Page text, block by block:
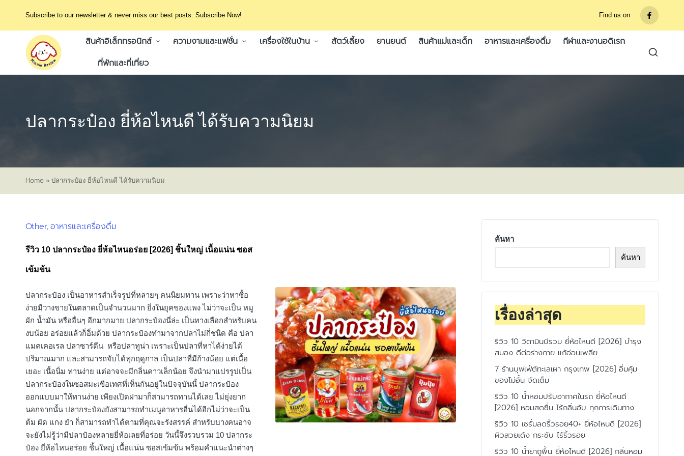
Subscribe to our newsletter & never miss our best posts. Subscribe Now! Find us on
รายการ
เมนู
สินค้าอิเล็กทรอนิกส์ ความงามและแฟชั่น เครื่องใช้ในบ้าน สัตว์เลี้ยง ยานยนต์ สินค้าแม่และเด็ก อาหารและเครื่องดื่ม
กีฬาและงานอดิเรก
ที่พักและที่เที่ยว
ปลากระป๋อง ยี่ห้อไหนดี ได้รับความนิยม
Home » ปลากระป๋อง ยี่ห้อไหนดี ได้รับความนิยม
Posted
Other อาหารและเครื่องดื่ม
รีวิว 10 ปลากระป๋อง ยี่ห้อไหนอร่อย [2026] ชิ้นใหญ่ เนื้อแน่น ซอส
เข้มข้น
ปลากระป๋อง เป็นอาหารสำเร็จรูปที่หลายๆ คนนิยมทาน เพราะว่าหาซื้อ
ง่ายมีวางขายในตลาดเป็นจำนวนมาก ยิ่งในยุคของแพง ไม่ว่าจะเป็น หมู
ผัก น้ำมัน หรืออื่นๆ อีกมากมาย ปลากระป๋องนี่ล่ะ เป็นทางเลือกสำหรับคน
งบน้อย อร่อยแล้วก็อิ่มด้วย ปลากระป๋องทำมาจากปลาไม่กี่ชนิด คือ ปลา
แมคเคอเรล ปลาซาร์ดีน หรือปลาทูน่า เพราะเป็นปลาที่หาได้ง่ายได้
ปริมาณมาก และสามารถจับได้ทุกฤดูกาล เป็นปลาที่มีก้างน้อย แต่เนื้อ
เยอะ เนื้อนิ่ม ทานง่าย แต่อาจจะมีกลิ่นคาวเล็กน้อย จึงนำมาแปรรูปเป็น
ปลากระป๋องในซอสมะเขือเทศที่เห็นกันอยู่ในปัจจุบันนี้ ปลากระป๋อง
ออกแบบมาให้ทานง่าย เพียงเปิดฝามาก็สามารถทานได้เลย ไม่ยุ่งยาก
นอกจากนั้น ปลากระป๋องยังสามารถทำเมนูอาหารอื่นได้อีกไม่ว่าจะเป็น
ต้ม ผัด แกง ยำ ก็สามารถทำได้ตามที่คุณจะรังสรรค์ สำหรับบางคนอาจ
จะยังไม่รู้ว่ามีปลาป๋องหลายยี่ห้อเลยที่อร่อย วันนี้จึงรวบรวม 10 ปลากระ
ป๋อง ยี่ห้อไหนอร่อย ชิ้นใหญ่ เนื้อแน่น ซอสเข้มข้น พร้อมคำแนะนำต่างๆ
ค้นหา
ค้นหา
เรื่องล่าสุด
รีวิว 10 วิตามินบีรวม ยี่ห้อไหนดี [2026] บำรุง
สมอง ดีต่อร่างกาย แก้อ่อนเพลีย
7 ร้านบุฟเฟ่ต์ทะเลเผา กรุงเทพ [2026] อิ่มคุ้ม
ของไม่อั้น จัดเต็ม
รีวิว 10 น้ำหอมปรับอากาศในรถ ยี่ห้อไหนดี
[2026] หอมสดชื่น ไร้กลิ่นอับ ทุกการเดินทาง
รีวิว 10 เซรั่มลดริ้วรอย40+ ยี่ห้อไหนดี [2026]
ผิวสวยเด้ง กระชับ ไร้ริ้วรอย
รีวิว 10 น้ำยาถูพื้น ยี่ห้อไหนดี [2026] กลิ่นหอม